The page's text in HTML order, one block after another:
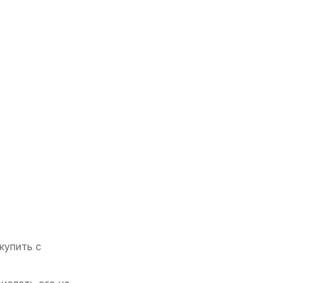
с